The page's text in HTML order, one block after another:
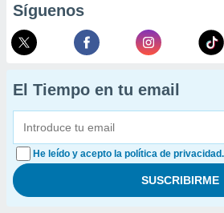
Síguenos
El Tiempo en tu email
He leído y acepto la política de privacidad.